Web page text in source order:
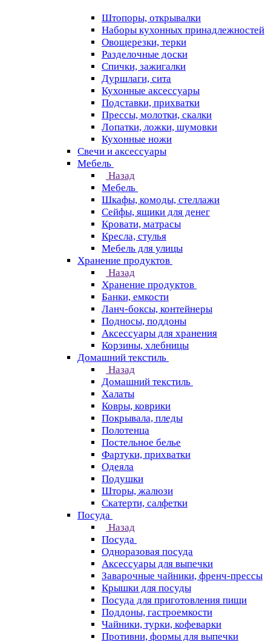
Штопоры, открывалки
Наборы кухонных принадлежностей
Овощерезки, терки
Разделочные доски
Спички, зажигалки
Дуршлаги, сита
Кухонные аксессуары
Подставки, прихватки
Прессы, молотки, скалки
Лопатки, ложки, шумовки
Кухонные ножи
Свечи и аксессуары
Мебель
Назад
Мебель
Шкафы, комоды, стеллажи
Сейфы, ящики для денег
Кровати, матрасы
Кресла, стулья
Мебель для улицы
Хранение продуктов
Назад
Хранение продуктов
Банки, емкости
Ланч-боксы, контейнеры
Подносы, поддоны
Аксессуары для хранения
Корзины, хлебницы
Домашний текстиль
Назад
Домашний текстиль
Халаты
Ковры, коврики
Покрывала, пледы
Полотенца
Постельное белье
Фартуки, прихватки
Одеяла
Подушки
Шторы, жалюзи
Скатерти, салфетки
Посуда
Назад
Посуда
Одноразовая посуда
Аксессуары для выпечки
Заварочные чайники, френч-прессы
Крышки для посуды
Посуда для приготовления пищи
Поддоны, гастроемкости
Чайники, турки, кофеварки
Противни, формы для выпечки